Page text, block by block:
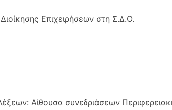
Επιχειρήσεων στη Σ.Δ.Ο.
Αίθουσα συνεδριάσεων